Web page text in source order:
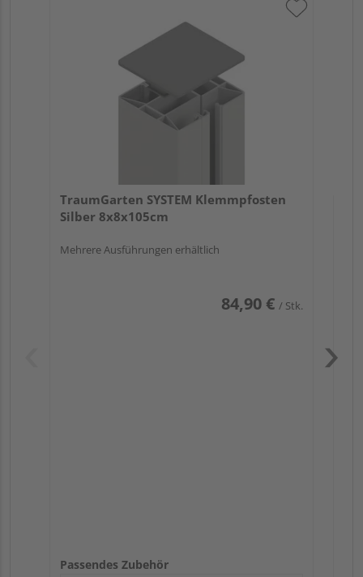
TraumGarten SYSTEM Klemmpfosten
Silber 8x8x105cm
Mehrere Ausführungen erhältlich
84,90 € / Stk.
Passendes Zubehör